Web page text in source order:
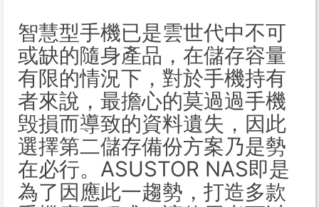
智慧型手機已是雲世代中不可
或缺的隨身產品，在儲存容量
有限的情況下，對於手機持有
者來說，最擔心的莫過過手機
毁損而導致的資料遺失，因此
選擇第二儲存備份方案乃是勢
在必行。ASUSTOR NAS即是
為了因應此一趨勢，打造多款